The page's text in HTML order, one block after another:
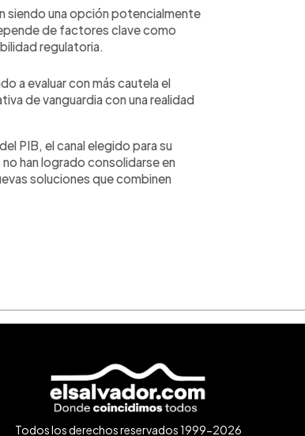
siendo una opción potencialmente
de factores clave como
regulatoria.
a evaluar con más cautela el
de vanguardia con una realidad
PIB, el canal elegido para su
han logrado consolidarse en
soluciones que combinen
Todos los derechos reservados 1999-2026